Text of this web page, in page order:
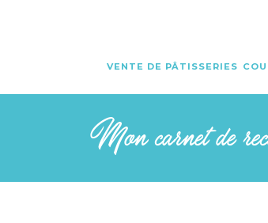
VENTE DE PÂTISSERIES
Mon carnet de